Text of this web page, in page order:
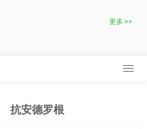
更多 >>
抗安德罗根